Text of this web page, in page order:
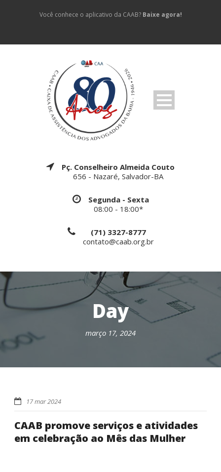
Você conhece o aplicativo da CAAB? Baixe agora!
Pç. Conselheiro Almeida Couto
656 - Nazaré, Salvador-BA
Segunda - Sexta
08:00 - 18:00*
(71) 3327-8777
contato@caab.org.br
Day
março 17, 2024
17 mar 2024
CAAB promove serviços e atividades
em celebração ao Mês das Mulher